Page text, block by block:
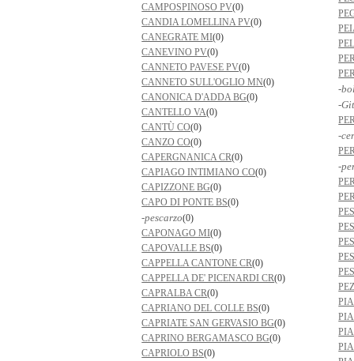
CAMPOSPINOSO PV(0)
CANDIA LOMELLINA PV(0)
CANEGRATE MI(0)
CANEVINO PV(0)
CANNETO PAVESE PV(0)
CANNETO SULL'OGLIO MN(0)
CANONICA D'ADDA BG(0)
CANTELLO VA(0)
CANTÙ CO(0)
CANZO CO(0)
CAPERGNANICA CR(0)
CAPIAGO INTIMIANO CO(0)
CAPIZZONE BG(0)
CAPO DI PONTE BS(0)
-pescarzo(0)
CAPONAGO MI(0)
CAPOVALLE BS(0)
CAPPELLA CANTONE CR(0)
CAPPELLA DE' PICENARDI CR(0)
CAPRALBA CR(0)
CAPRIANO DEL COLLE BS(0)
CAPRIATE SAN GERVASIO BG(0)
CAPRINO BERGAMASCO BG(0)
CAPRIOLO BS(0)
-
-
-
-